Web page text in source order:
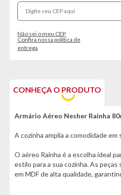
Não sei o meu CEP
Confira nossa política de
entrega
CONHEÇA O PRODUTO
Armário Aéreo Nesher Rainha
A cozinha amplia a comodidade em
O aéreo Rainha é a escolha ideal
estilo para a sua cozinha. As
em MDF de alta qualidade,